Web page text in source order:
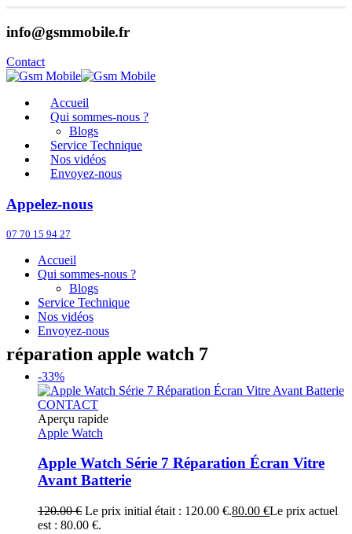
info@gsmmobile.fr
Contact
Accueil
Qui sommes-nous ?
Blogs
Service Technique
Nos vidéos
Envoyez-nous
Appelez-nous
07 70 15 94 27
Accueil
Qui sommes-nous ?
Blogs
Service Technique
Nos vidéos
Envoyez-nous
réparation apple watch 7
-33%
CONTACT
Aperçu rapide
Apple Watch
Apple Watch Série 7 Réparation Écran Vitre
Avant Batterie
120.00€ Le prix initial était : 120.00 €.80.00 €Le prix actuel
est : 80.00 €.